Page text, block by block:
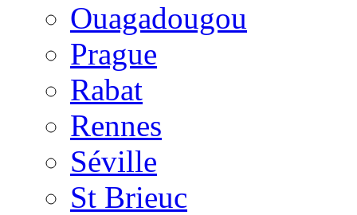
Ouagadougou
Prague
Rabat
Rennes
Séville
St Brieuc